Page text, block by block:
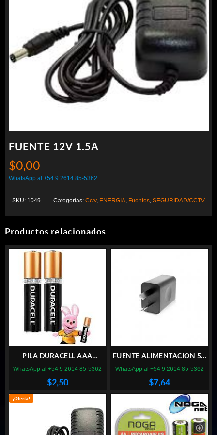
FUENTE 12V 1.5A
$0,00
WhatsApp al +54 9 2614 85-5362
SKU: 1049 Categorías: Cctv, ENERGIA Fuentes SEGURIDAD/CCTV
Productos relacionados
PILA DURACELL AAA
ALCALINA (X2)
$2,50
WhatsApp al +54 9 2614 85-5362
FUENTE ALIMENTACION 5V
1000MA
$7,64
WhatsApp al +54 9 2614 85-5362
¡Oferta!